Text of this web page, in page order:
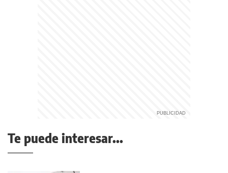
Te puede interesar...